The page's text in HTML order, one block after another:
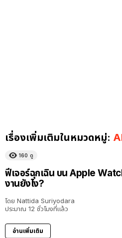
เรื่องเพิ่มเติมในหมวดหมู่:
160 ดู
ฟีเจอร์ฉุกเฉิน บน Apple
งานยังไง?
โดย Nattida Suriyodara
ประมาณ 12 ชั่วโมงที่แล้ว
อ่านเพิ่มเติม